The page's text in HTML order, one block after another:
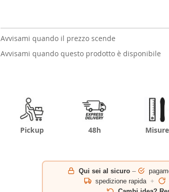
Avvisami quando il prezzo scende
Avvisami quando questo prodotto è disponibile
Pickup 48h Misure
Qui sei al sicuro –
spedizione rapida +